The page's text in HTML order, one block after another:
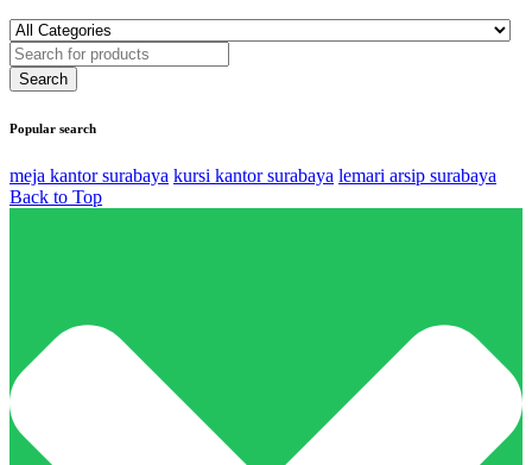
Popular search
meja kantor surabaya kursi kantor surabaya lemari arsip surabaya
Back to Top